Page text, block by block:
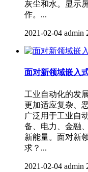
灰尘和水。显示
作。...
2021-02-04 admin
面对新领域嵌入
工业自动化的发
更加适应复杂、
广泛用于工业自
备、电力、金融
新能量。面对新
求？...
2021-02-04 admin